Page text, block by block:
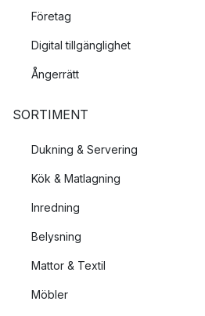
Företag
Digital tillgänglighet
Ångerrätt
SORTIMENT
Dukning & Servering
Kök & Matlagning
Inredning
Belysning
Mattor & Textil
Möbler